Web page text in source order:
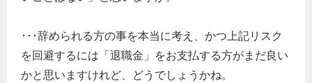
･･･辞められる方の事を本当に考え、かつ上記リスク
を回避するには「退職金」をお支払する方がまだ良い
かと思いますけれど、どうでしょうかね。